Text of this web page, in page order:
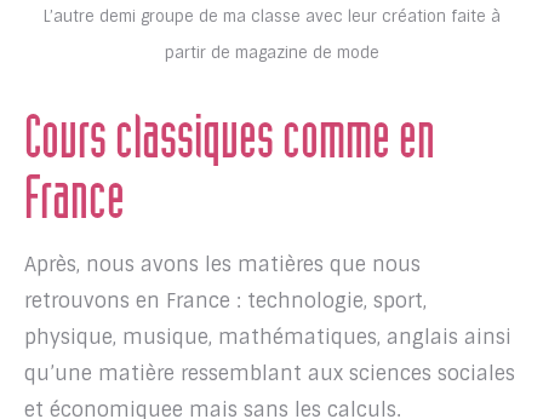
L’autre demi groupe de ma classe avec leur création faite à
partir de magazine de mode
Cours classiques comme en
France
Après, nous avons les matières que nous
retrouvons en France : technologie, sport,
physique, musique, mathématiques, anglais ainsi
qu’une matière ressemblant aux sciences sociales
et économiquee mais sans les calculs.